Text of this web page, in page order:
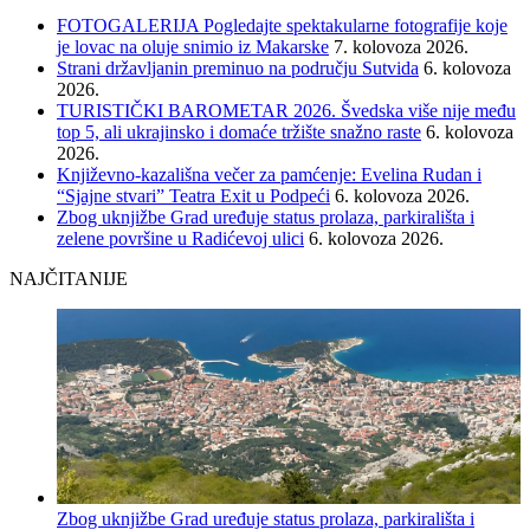
FOTOGALERIJA Pogledajte spektakularne fotografije koje
je lovac na oluje snimio iz Makarske 7. kolovoza 2026.
Strani državljanin preminuo na području Sutvida 6. kolovoza
2026.
TURISTIČKI BAROMETAR 2026. Švedska više nije među
top 5, ali ukrajinsko i domaće tržište snažno raste 6. kolovoza
2026.
Književno-kazališna večer za pamćenje: Evelina Rudan i
“Sjajne stvari” Teatra Exit u Podpeći 6. kolovoza 2026.
Zbog uknjižbe Grad uređuje status prolaza, parkirališta i
zelene površine u Radićevoj ulici 6. kolovoza 2026.
NAJČITANIJE
Zbog uknjižbe Grad uređuje status prolaza, parkirališta i